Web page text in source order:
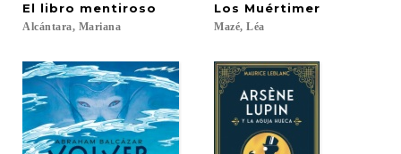
El libro mentiroso
Alcántara, Mariana
Los Muértimer
Mazé, Léa